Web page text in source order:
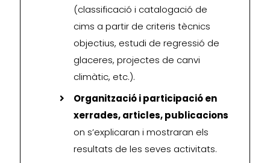
(classificació i catalogació de
cims a partir de criteris tècnics
objectius, estudi de regressió de
glaceres, projectes de canvi
climàtic, etc.).
Organització i participació en
xerrades, articles, publicacions
on s’explicaran i mostraran els
resultats de les seves activitats.